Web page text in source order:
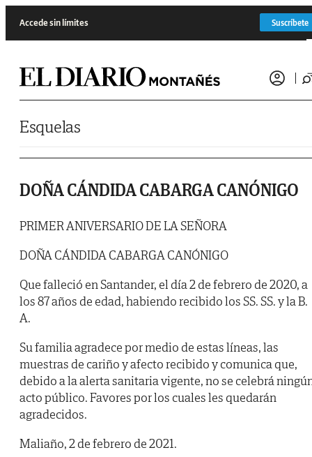
Accede sin límites Suscríbete
Esquelas
DOÑA CÁNDIDA CABARGA CANÓNIGO
PRIMER ANIVERSARIO DE LA SEÑORA
DOÑA CÁNDIDA CABARGA CANÓNIGO
Que falleció en Santander, el día 2 de febrero de 2020, a
los 87 años de edad, habiendo recibido los SS. SS. y la B.
A.
Su familia agradece por medio de estas líneas, las
muestras de cariño y afecto recibido y comunica que,
debido a la alerta sanitaria vigente, no se celebrá
acto público. Favores por los cuales les quedarán
agradecidos.
Maliaño, 2 de febrero de 2021.